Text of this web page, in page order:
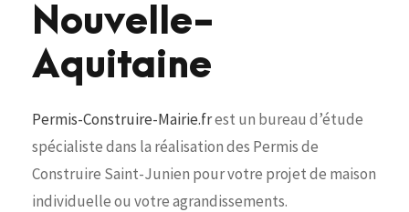
Nouvelle-
Aquitaine
Permis-Construire-Mairie.frest un bureau d’étude
spécialiste dans la réalisation des Permis de
Construire Saint-Junien pour votre projet de maison
individuelle ou votre agrandissements.